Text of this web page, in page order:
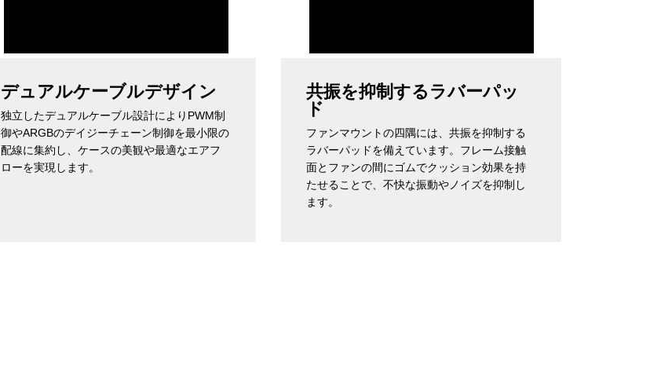
デュアルケーブルデザイン
独立したデュアルケーブル設計によりPWM制
御やARGBのデイジーチェーン制御を最小限の
配線に集約し、ケースの美観や最適なエアフ
ローを実現します。
共振を抑制するラバーパッ
ド
ファンマウントの四隅には、共振を抑制する
ラバーパッドを備えています。フレーム接触
面とファンの間にゴムでクッション効果を持
たせることで、不快な振動やノイズを抑制し
ます。